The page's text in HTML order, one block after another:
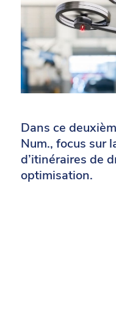
Dans ce
Num., focus sur
d’itinéraires de
optimisation.